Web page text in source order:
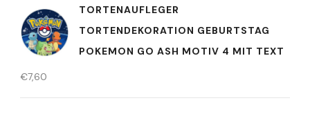
TORTENAUFLEGER
TORTENDEKORATION GEBURTSTAG
POKEMON GO ASH MOTIV 4 MIT TEXT
€7,60